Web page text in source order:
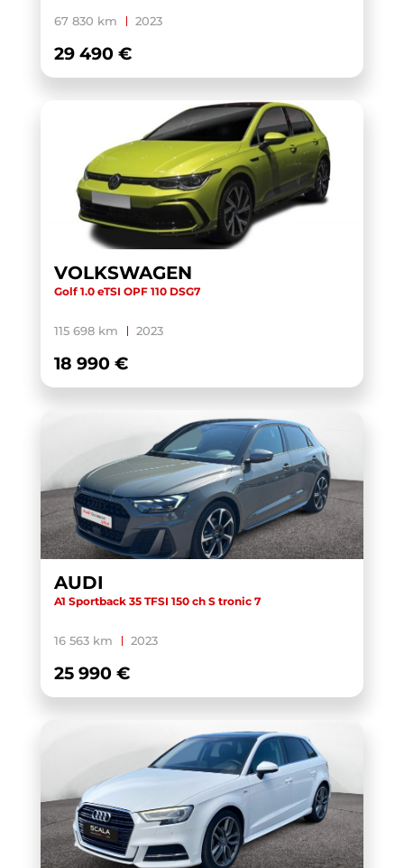
ZS (1)
67 830 km 2023
29 490 €
VOLKSWAGEN
Golf 1.0 eTSI OPF 110 DSG7
115 698 km 2023
18 990 €
AUDI
A1 Sportback 35 TFSI 150 ch S tronic 7
16 563 km 2023
25 990 €